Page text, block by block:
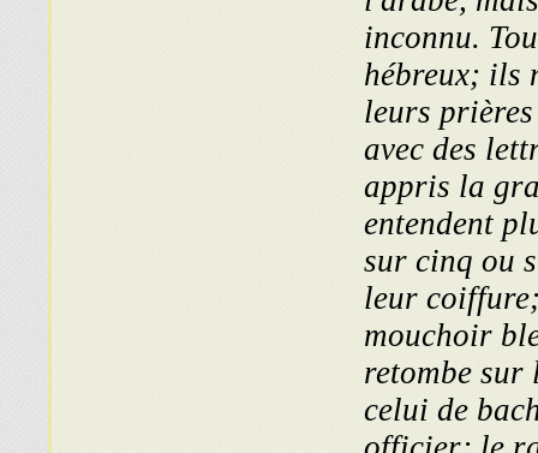
inconnu.
hébreux; ils
leurs
avec des
appris la
entendent
sur cinq ou
leur
mouchoir
retombe sur
celui de